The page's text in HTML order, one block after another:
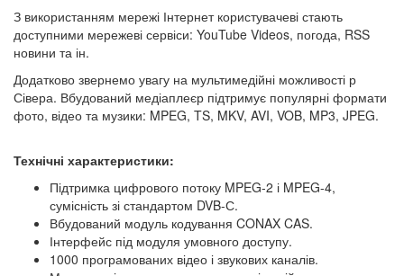
З використанням мережі Інтернет користувачеві стають
доступними мережеві сервіси: YouTube Videos, погода, RSS
новини та ін.
Додатково звернемо увагу на мультимедійні можливості р
Сівера. Вбудований медіаплеєр підтримує популярні формати
фото, відео та музики: MPEG, TS, MKV, AVI, VOB, MP3, JPEG.
Технічні характеристики:
Підтримка цифрового потоку MPEG-2 і MPEG-4,
сумісність зі стандартом DVB-С.
Вбудований модуль кодування CONAX CAS.
Інтерфейс під модуля умовного доступу.
1000 програмованих відео і звукових каналів.